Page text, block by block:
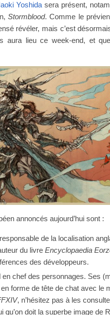
Yoshida sera présent,
Stormblood. Comme le
révéler, mais c’est
aura lieu ce week-end, et
annoncés aujourd’hui sont :
de la localisation
du livre Encyclopaedia
des développeurs.
en chef des personnages. Ses
forme de tête de chat avec le
, n’hésitez pas à les
qu’on doit la superbe image de